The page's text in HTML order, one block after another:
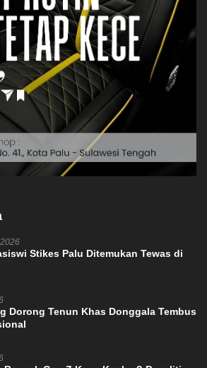
Stikes Palu Ditemukan Tewas di
Dorong Tenun Khas Donggala Tembus